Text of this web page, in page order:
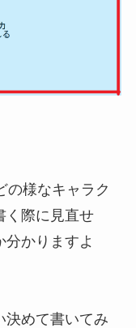
の様なキャラク
く際に見直せ
かりますよ
決めて書いてみ